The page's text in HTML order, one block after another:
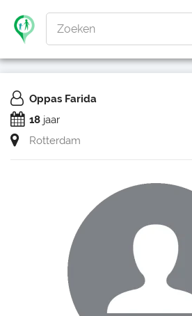
Zoeken
Oppas Farida
18 jaar
Rotterdam